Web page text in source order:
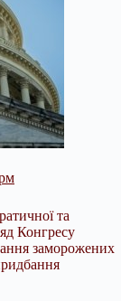
та
Конгресу
заморожених